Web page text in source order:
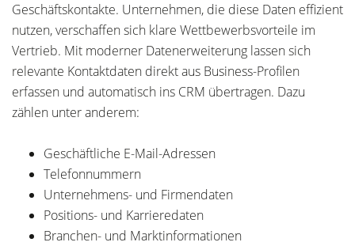
Geschäftskontakte. Unternehmen, die diese Daten effizient
nutzen, verschaffen sich klare Wettbewerbsvorteile im
Vertrieb. Mit moderner Datenerweiterung lassen sich
relevante Kontaktdaten direkt aus Business-Profilen
erfassen und automatisch ins CRM übertragen. Dazu
zählen unter anderem:
Geschäftliche E-Mail-Adressen
Telefonnummern
Unternehmens- und Firmendaten
Positions- und Karrieredaten
Branchen- und Marktinformationen